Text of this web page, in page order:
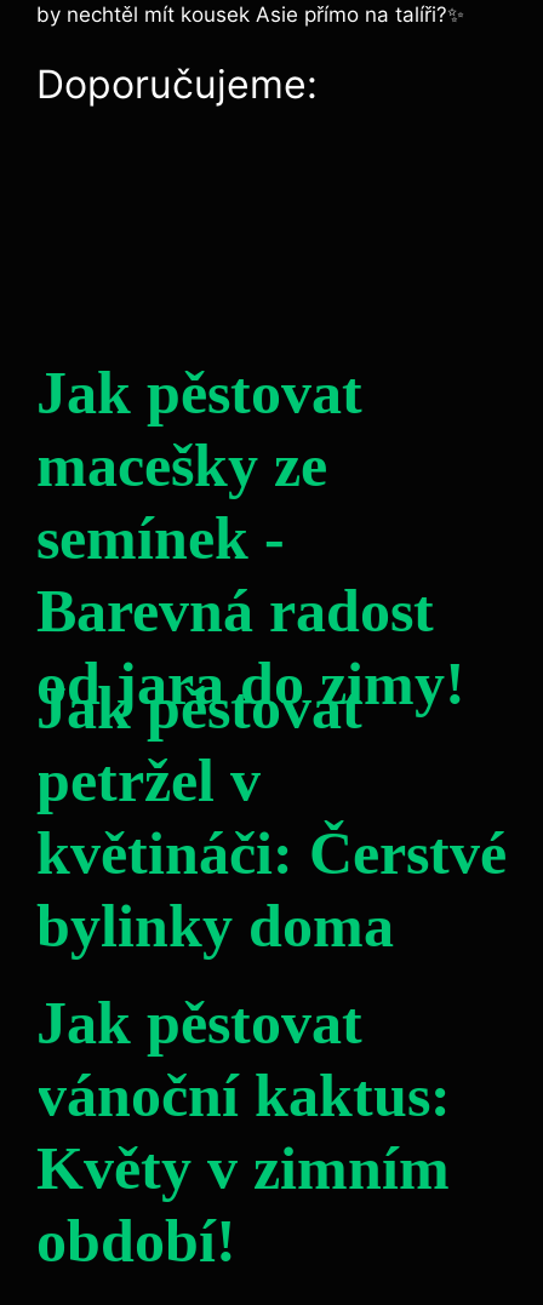
by nechtěl mít kousek Asie přímo na talíři?✨
Doporučujeme:
Jak pěstovat
macešky ze
semínek -
Barevná radost
od jara do zimy!
Jak pěstovat
petržel v
květináči: Čerstvé
bylinky doma
Jak pěstovat
vánoční kaktus:
Květy v zimním
období!